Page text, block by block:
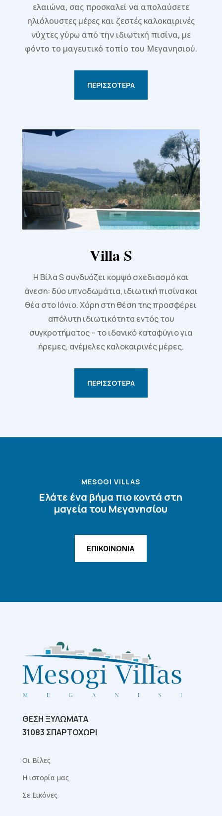
ελαιώνα, σας προσκαλεί να απολαύσετε
ηλιόλουστες μέρες και ζεστές καλοκαιρινές
νύχτες γύρω από την ιδιωτική πισίνα, με
φόντο το μαγευτικό τοπίο του Μεγανησιού.
ΠΕΡΙΣΣΌΤΕΡΑ
Villa S
Η Βίλα S συνδυάζει κομψό σχεδιασμό και
άνεση: δύο υπνοδωμάτια, ιδιωτική πισίνα και
θέα στο Ιόνιο. Χάρη στη θέση της προσφέρει
απόλυτη ιδιωτικότητα εντός του
συγκροτήματος – το ιδανικό καταφύγιο για
ήρεμες, ανέμελες καλοκαιρινές μέρες.
ΠΕΡΙΣΣΌΤΕΡΑ
MESOGI VILLAS
Ελάτε ένα βήμα πιο κοντά στη
μαγεία του Μεγανησίου
ΕΠΙΚΟΙΝΩΝΊΑ
ΘΕΣΗ ΞΥΛΩΜΑΤΑ
31083 ΣΠΑΡΤΟΧΩΡΙ
Οι Βίλες
Η ιστορία μας
Σε Εικόνες